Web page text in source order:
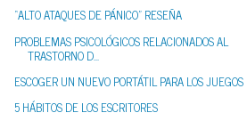
“ALTO ATAQUES DE PÁNICO” RESEÑA
PROBLEMAS PSICOLÓGICOS RELACIONADOS AL
TRASTORNO D...
ESCOGER UN NUEVO PORTÁTIL PARA LOS JUEGOS
5 HÁBITOS DE LOS ESCRITORES